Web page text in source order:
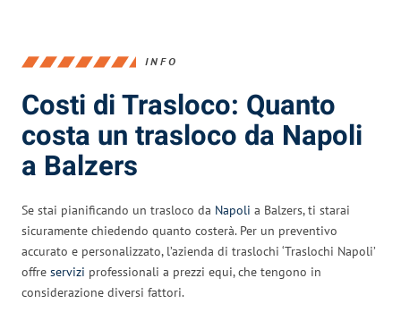
INFO
Costi di Trasloco: Quanto
costa un trasloco da Napoli
a Balzers
Se stai pianificando un trasloco da Napoli a Balzers, ti starai
sicuramente chiedendo quanto costerà. Per un preventivo
accurato e personalizzato, l’azienda di traslochi ‘Traslochi Napoli’
offre servizi professionali a prezzi equi, che tengono in
considerazione diversi fattori.